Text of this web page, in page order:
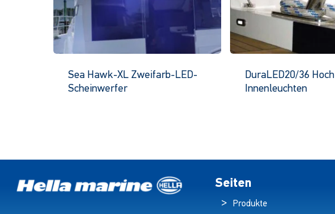
Sea Hawk-XL Zweifarb-LED-
Scheinwerfer
Varianten.
Die
Optionen
DuraLED20/36
Innenleuchten
Seiten
Produkte